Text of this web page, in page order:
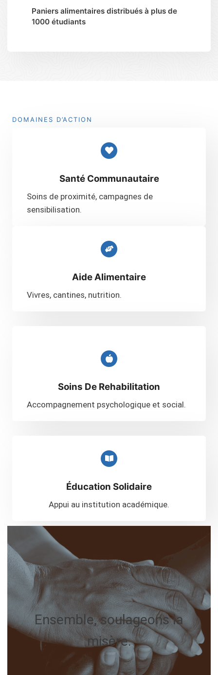
Paniers alimentaires distribués à plus de
1000 étudiants
DOMAINES D’ACTION
Santé Communautaire
Soins de proximité, campagnes de
sensibilisation.
Aide Alimentaire
Vivres, cantines, nutrition.
Soins De Rehabilitation​
Accompagnement psychologique et social.
Éducation Solidaire
Appui au institution académique.
Ensemble, soulageons la
misère.